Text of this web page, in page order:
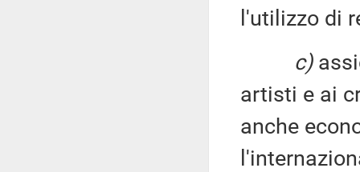
l'utilizzo di
c)
artisti e ai
anche